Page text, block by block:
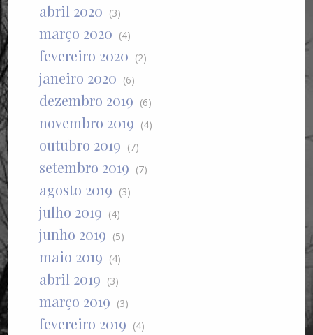
abril 2020 (3)
março 2020 (4)
fevereiro 2020 (2)
janeiro 2020 (6)
dezembro 2019 (6)
novembro 2019 (4)
outubro 2019 (7)
setembro 2019 (7)
agosto 2019 (3)
julho 2019 (4)
junho 2019 (5)
maio 2019 (4)
abril 2019 (3)
março 2019 (3)
fevereiro 2019 (4)